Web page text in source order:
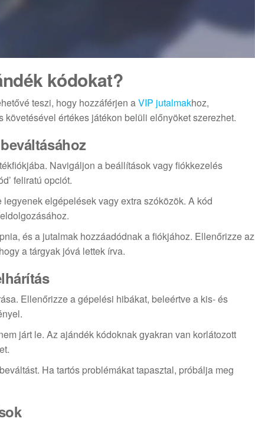
kódokat?
teszi, hogy hozzáférjen aVIP jutalmakhoz,
értékes játékon belüli előnyöket szerezhet.
Navigáljon a beállítások vagy fiókkezelés
feliratú opciót.
elgépelések vagy extra szóközök. A kód
és a jutalmak hozzáadódnak a fiókjához. Ellenőrizze az
a tárgyak jóvá lettek írva.
Ellenőrizze a gépelési hibákat, beleértve a kis- és
járt le. Az ajándék kódoknak gyakran van korlátozott
Ha tartós problémákat tapasztal, próbálja meg